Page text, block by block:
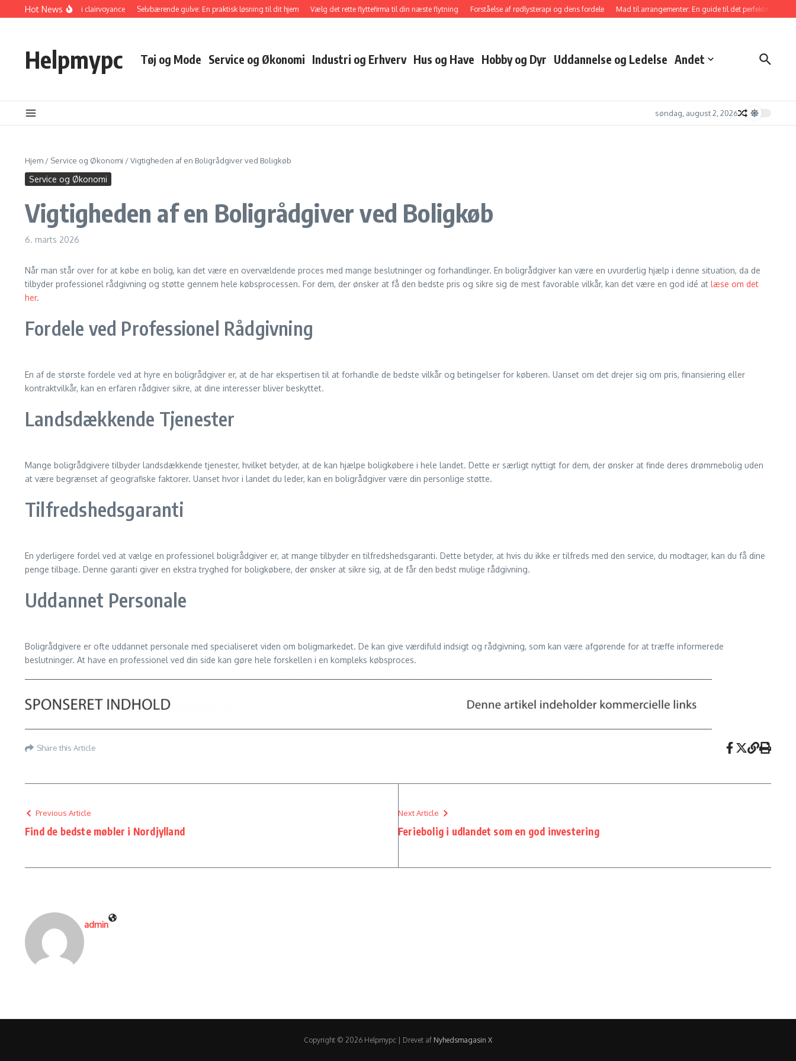
Fortsæt til indhold
Hot News
Opdag kraften i clairvoyance Selvbærende gulve: En praktisk løsning til dit hjem Vælg det rette flyttefirma til din næste flytning Forståelse af rødlysterapi og dens fordele Mad til arrangementer: En guide til det perfekte måltid
Helpmypc Tøj og Mode Service og Økonomi Industri og Erhverv Hus og Have Hobby og Dyr Uddannelse og Ledelse Andet
søndag, august 2, 2026
Hjem / Service og Økonomi /Vigtigheden af en Boligrådgiver ved Boligkøb
Service og Økonomi
Vigtigheden af en Boligrådgiver ved Boligkøb
6. marts 2026
Når man står over for at købe en bolig, kan det være en overvældende proces med mange beslutninger og forhandlinger. En boligrådgiver kan være en uvurderlig hjælp i denne situation, da de
tilbyder professionel rådgivning og støtte gennem hele købsprocessen. For dem, der ønsker at få den bedste pris og sikre sig de mest favorable vilkår, kan det være en god idé at læse om det
her.
Fordele ved Professionel Rådgivning
En af de største fordele ved at hyre en boligrådgiver er, at de har ekspertisen til at forhandle de bedste vilkår og betingelser for køberen. Uanset om det drejer sig om pris, finansiering eller
kontraktvilkår, kan en erfaren rådgiver sikre, at dine interesser bliver beskyttet.
Landsdækkende Tjenester
Mange boligrådgivere tilbyder landsdækkende tjenester, hvilket betyder, at de kan hjælpe boligkøbere i hele landet. Dette er særligt nyttigt for dem, der ønsker at finde deres drømmebolig uden
at være begrænset af geografiske faktorer. Uanset hvor i landet du leder, kan en boligrådgiver være din personlige støtte.
Tilfredshedsgaranti
En yderligere fordel ved at vælge en professionel boligrådgiver er, at mange tilbyder en tilfredshedsgaranti. Dette betyder, at hvis du ikke er tilfreds med den service, du modtager, kan du få dine
penge tilbage. Denne garanti giver en ekstra tryghed for boligkøbere, der ønsker at sikre sig, at de får den bedst mulige rådgivning.
Uddannet Personale
Boligrådgivere er ofte uddannet personale med specialiseret viden om boligmarkedet. De kan give værdifuld indsigt og rådgivning, som kan være afgørende for at træffe informerede
beslutninger. At have en professionel ved din side kan gøre hele forskellen i en kompleks købsproces.
Share this Article
Previous Article
Find de bedste møbler i Nordjylland
Next Article
Feriebolig i udlandet som en god investering
admin
Copyright © 2026 Helpmypc | Drevet af Nyhedsmagasin X